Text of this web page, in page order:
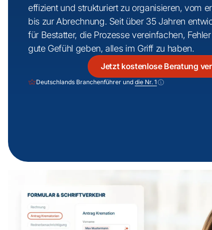
effizient und strukturiert zu organisieren, vom
bis zur Abrechnung. Seit über 35 Jahren
für Bestatter, die Prozesse vereinfachen,
gute Gefühl geben, alles im Griff zu haben.
Jetzt kostenlose Beratung
Deutschlands Branchenführer unddie Nr. 1